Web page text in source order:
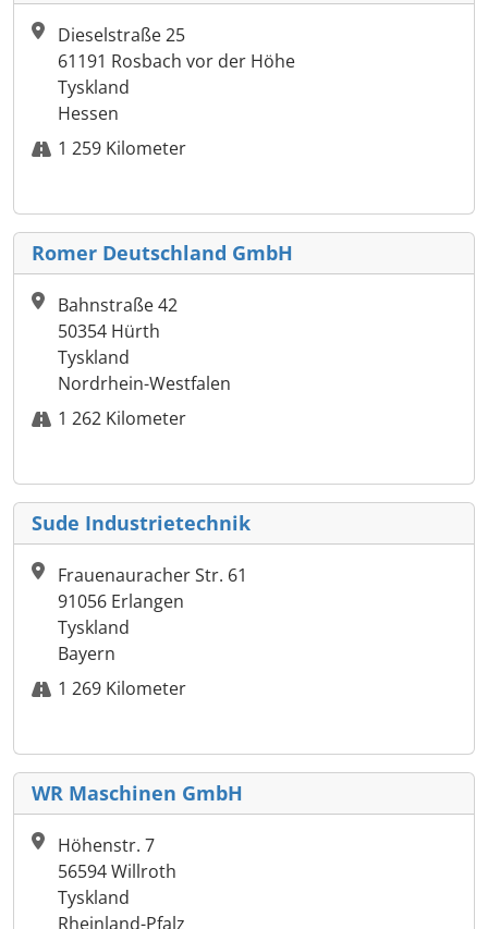
Dieselstraße 25
61191 Rosbach vor der Höhe
Tyskland
Hessen
1 259 Kilometer
Romer Deutschland GmbH
Bahnstraße 42
50354 Hürth
Tyskland
Nordrhein-Westfalen
1 262 Kilometer
Sude Industrietechnik
Frauenauracher Str. 61
91056 Erlangen
Tyskland
Bayern
1 269 Kilometer
WR Maschinen GmbH
Höhenstr. 7
56594 Willroth
Tyskland
Rheinland-Pfalz